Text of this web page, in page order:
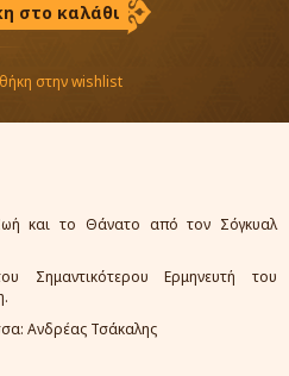
στο καλάθι
στην wishlist
και το Θάνατο από τον Σόγκυαλ
Σημαντικότερου Ερμηνευτή του
Ανδρέας Τσάκαλης